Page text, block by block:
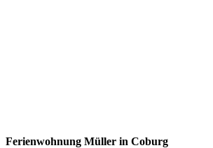
Ferienwohnung Müller in Coburg